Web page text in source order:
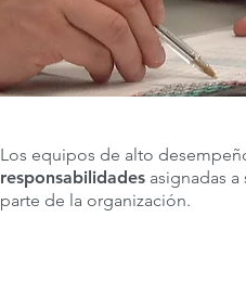
Los equipos de alto
responsabilidades asignadas
parte de la organización.